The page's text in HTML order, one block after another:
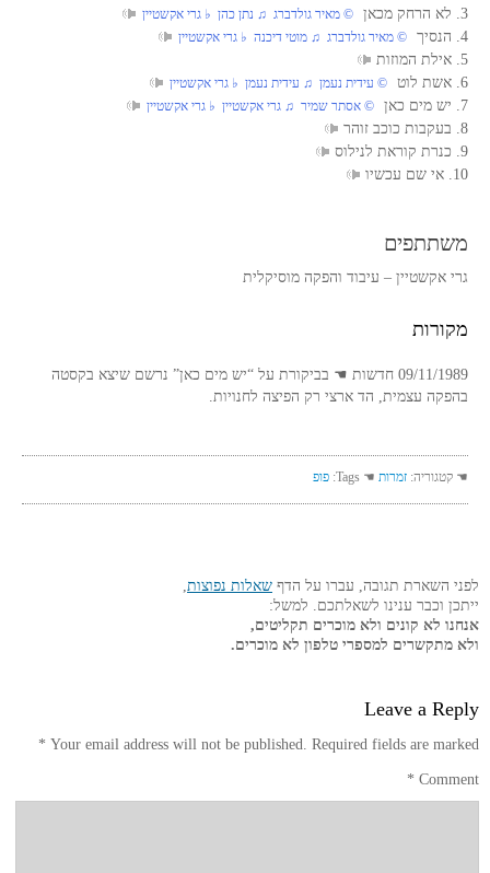
3. לא הרחק מכאן
© מאיר גולדברג ♫ נתן כהן ♭ גרי אקשטיין
4. הנסיך © מאיר גולדברג ♫ מוטי דיכנה ♭ גרי אקשטיין
5. אילת המוזות
6. אשת לוט
© עידית נעמן ♫ עידית נעמן ♭ גרי אקשטיין
7. יש מים כאן © אסתר שמיר ♫ גרי אקשטיין ♭ גרי אקשטיין
8. בעקבות כוכב זוהר
9. כנרת קוראת לנילוס
10. אי שם עכשיו
משתתפים
גרי אקשטיין – עיבוד והפקה מוסיקלית
מקורות
09/11/1989 חדשות ☚ בביקורת על “יש מים כאן” נרשם שיצא בקסטה
בהפקה עצמית, הד ארצי רק הפיצה לחנויות.
☚ קטגוריה: זמרות ☚ Tags: פופ
לפני השארת תגובה, עברו על הדף שאלות נפוצות,
ייתכן וכבר ענינו לשאלתכם. למשל:
אנחנו לא קונים ולא מוכרים תקליטים,
ולא מתקשרים למספרי טלפון לא מוכרים.
Leave a Reply
Your email address will not be published. Required fields are marked
*
Comment
*